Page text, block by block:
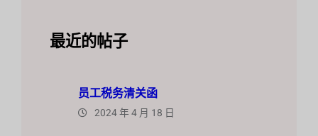
最近的帖子
员工税务清关函
2024 年 4 月 18 日